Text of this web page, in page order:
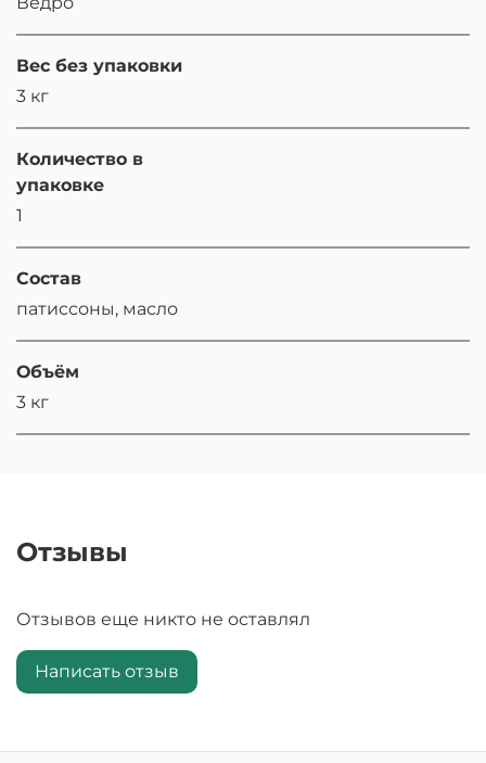
Вес без упаковки
3 кг
Количество в
упаковке
1
Состав
патиссоны, масло
Объём
3 кг
Отзывы
Отзывов еще никто не оставлял
Написать отзыв